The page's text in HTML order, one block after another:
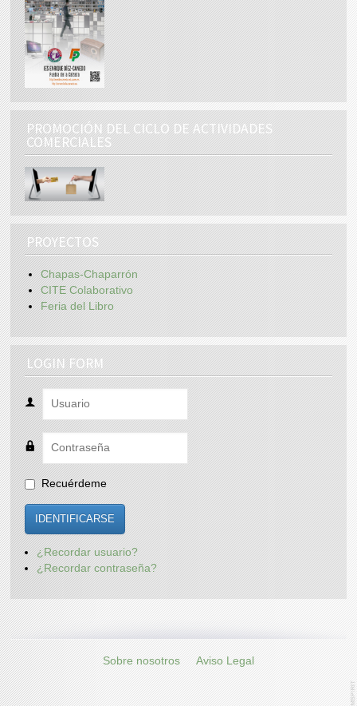
PROMOCIÓN DEL CICLO DE ACTIVIDADES
COMERCIALES
PROYECTOS
Chapas-Chaparrón
CITE Colaborativo
Feria del Libro
LOGIN FORM
Recuérdeme
IDENTIFICARSE
¿Recordar usuario?
¿Recordar contraseña?
Sobre nosotros Aviso Legal